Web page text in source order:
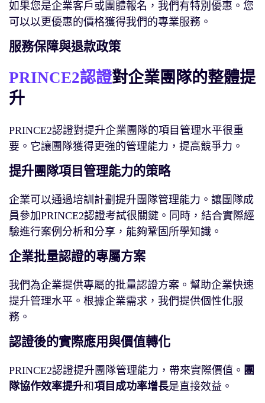
如果您是企業客戶或團體報名，我們有特別優惠。您
可以以更優惠的價格獲得我們的專業服務。
服務保障與退款政策
PRINCE2認證對企業團隊的整體提
升
PRINCE2認證對提升企業團隊的項目管理水平很重
要。它讓團隊獲得更強的管理能力，提高競爭力。
提升團隊項目管理能力的策略
企業可以通過培訓計劃提升團隊管理能力。讓團隊成
員參加PRINCE2認證考試很關鍵。同時，結合實際經
驗進行案例分析和分享，能夠鞏固所學知識。
企業批量認證的專屬方案
我們為企業提供專屬的批量認證方案。幫助企業快速
提升管理水平。根據企業需求，我們提供個性化服
務。
認證後的實際應用與價值轉化
PRINCE2認證提升團隊管理能力，帶來實際價值。 團
隊協作效率提升和項目成功率增長是直接效益。